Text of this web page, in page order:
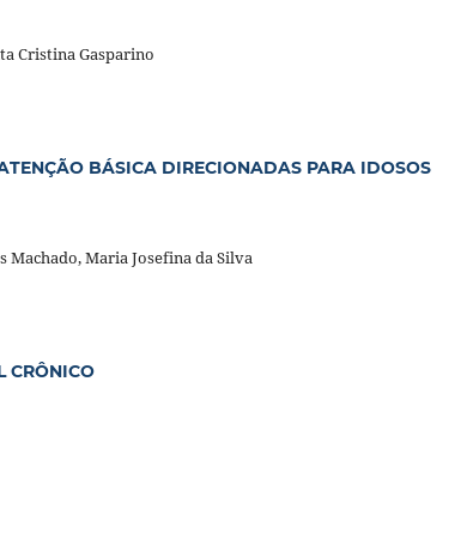
Cristina Gasparino
BÁSICA DIRECIONADAS PARA IDOSOS
Machado, Maria Josefina da Silva
CRÔNICO